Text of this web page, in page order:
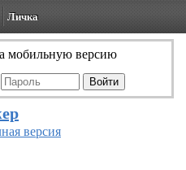
Личка
мобильную версию
версия